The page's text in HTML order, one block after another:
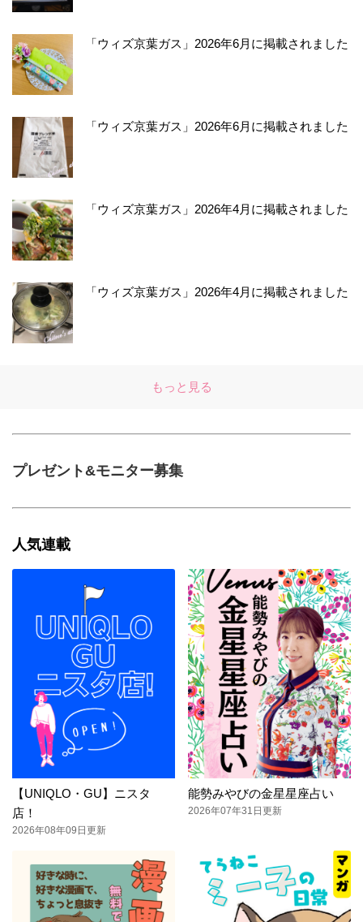
「ウィズ京葉ガス」2026年6月に掲載されました
「ウィズ京葉ガス」2026年6月に掲載されました
「ウィズ京葉ガス」2026年4月に掲載されました
「ウィズ京葉ガス」2026年4月に掲載されました
もっと見る
プレゼント&モニター募集
人気連載
【UNIQLO・GU】ニスタ
店！
2026年08年09日更新
能勢みやびの金星星座占い
2026年07年31日更新